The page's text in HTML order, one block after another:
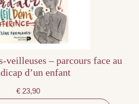
veilleuses – parcours face au
d’un enfant
€ 23,90